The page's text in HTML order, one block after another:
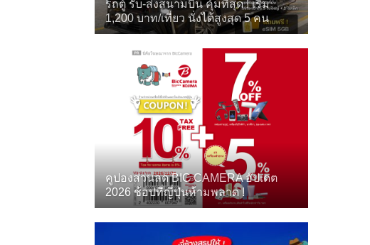
รถตู้ รับ-ส่งสนามบิน คุ้มที่สุด ! เริ่ม
1,200 บาท/เที่ยว นั่งได้สูงสุด 5 คน
คูปองส่วนลด BIC CAMERA อัปเดต
2026 ช้อปที่ญี่ปุ่นห้ามพลาด !